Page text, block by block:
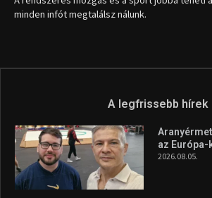
minden infót megtalálsz nálunk.
A legfrissebb hírek
az Európa-
2026.08.05.